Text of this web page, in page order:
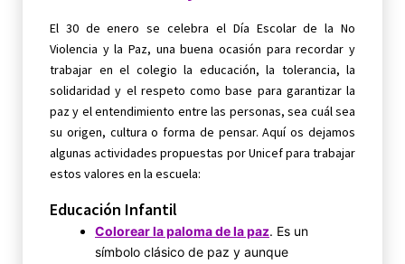
El 30 de enero se celebra el Día Escolar de la No
Violencia y la Paz, una buena ocasión para recordar y
trabajar en el colegio la educación, la tolerancia, la
solidaridad y el respeto como base para garantizar la
paz y el entendimiento entre las personas, sea cuál sea
su origen, cultura o forma de pensar. Aquí os dejamos
algunas actividades propuestas por Unicef para trabajar
estos valores en la escuela:
Educación Infantil
Colorear la paloma de la paz. Es un
símbolo clásico de paz y aunque